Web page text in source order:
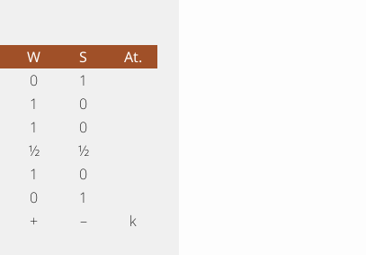
W S
At.
0
1
1
0
1
0
½
½
1
0
0
1
+ –
k